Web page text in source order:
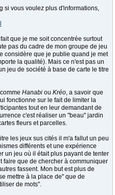
si vous voulez plus d'informations,
que je me soit concentrée surtout
pas du cadre de mon groupe de jeu
considère que je publie quand je met
la qualité). Mais ce n'est pas un
jeu de société à base de carte le titre
Hanabi ou Kréo, a savoir que
fonctionne sur le fait de limiter la
tout en leur demandant de
c'est réaliser un "beau" jardin
fleurs et parcelles.
les jeux sus cités il m'a fallut un peu
différents et une expérience
un jeu où il était plus payant de tenter
faire que de chercher à communiquer
fassent. Mon but est plus de
mettre à la place de" que de
de mots".